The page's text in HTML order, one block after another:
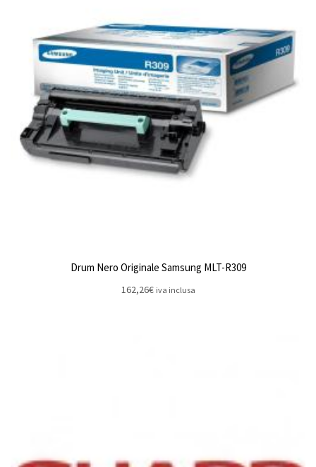
Drum Nero Originale Samsung MLT-R309
162,26€ iva inclusa